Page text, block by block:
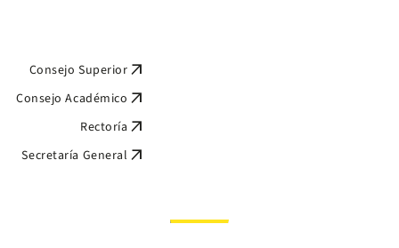
Consejo Superior arrow_outward
Consejo Académico arrow_outward
Rectoría arrow_outward
Secretaría General arrow_outward